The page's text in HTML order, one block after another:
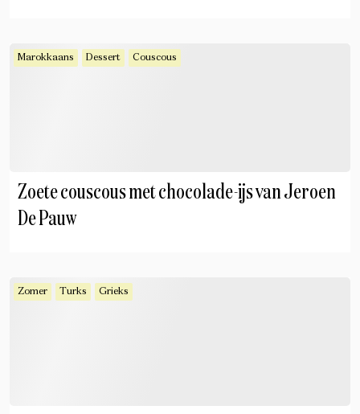
Marokkaans Dessert Couscous
Zoete couscous met chocolade-ijs van Jeroen
De Pauw
Zomer Turks Grieks